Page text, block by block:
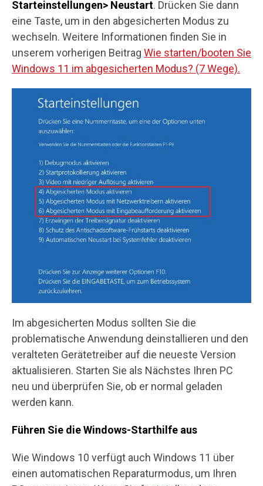
Starteinstellungen> Neustart. Drücken Sie dann
eine Taste, um in den abgesicherten Modus zu
wechseln. Weitere Informationen finden Sie in
unserem vorherigen Beitrag Wie starten/booten Sie
Windows 11 im abgesicherten Modus? (7 Wege).
Im abgesicherten Modus sollten Sie die
problematische Anwendung deinstallieren und den
veralteten Gerätetreiber auf die neueste Version
aktualisieren. Starten Sie als Nächstes Ihren PC
neu und überprüfen Sie, ob er normal geladen
werden kann.
Führen Sie die Windows-Starthilfe aus
Wie Windows 10 verfügt auch Windows 11 über
einen automatischen Reparaturmodus, um Ihren